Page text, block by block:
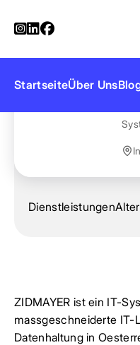
StartseiteÜber Uns
Startseite
Dienstleistungen
ZIDMAYER ist ein IT-
massgeschneiderte IT-
Datenhaltung in